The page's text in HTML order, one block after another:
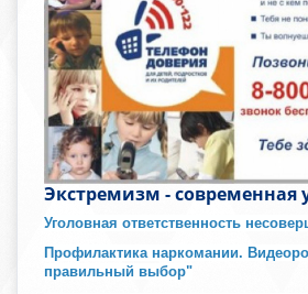
Экстремизм - современная
Уголовная ответственность
Профилактика наркомании.
правильный выбор"